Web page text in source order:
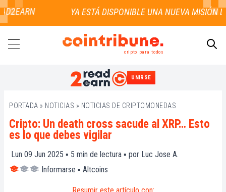
cripto para todos
UNIRSE
PORTADA » NOTICIAS » NOTICIAS DE CRIPTOMONEDAS
Cripto: Un death cross sacude al XRP… Esto
es lo que debes vigilar
Lun 09 Jun 2025 ▪ 5 min de lectura ▪ por Luc Jose A.
Informarse ▪ Altcoins